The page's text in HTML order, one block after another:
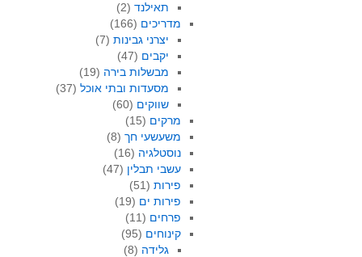
תאילנד (2)
מדריכים (166)
יצרני גבינות (7)
יקבים (47)
מבשלות בירה (19)
מסעדות ובתי אוכל (37)
שווקים (60)
מרקים (15)
משעשעי חך(8)
נוסטלגיה (16)
עשבי תבלין (47)
פירות(51)
פירות ים (19)
פרחים (11)
קינוחים (95)
גלידה (8)